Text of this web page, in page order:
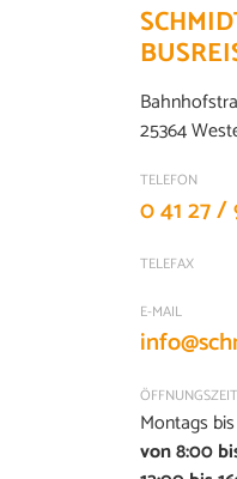
25364
TELEFON
0 41 27 /
TELEFAX
E-MAIL
Montags
von 8:00